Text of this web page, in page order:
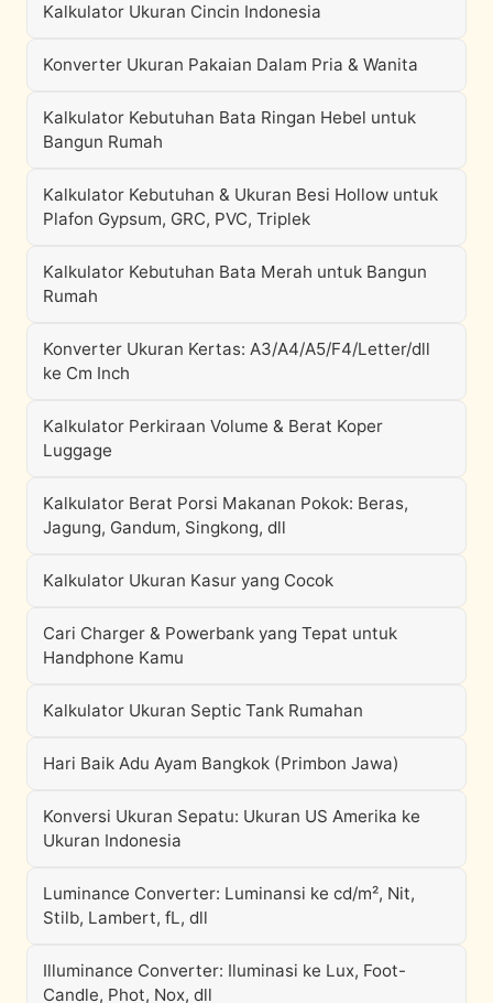
Kalkulator Ukuran Cincin Indonesia
Konverter Ukuran Pakaian Dalam Pria & Wanita
Kalkulator Kebutuhan Bata Ringan Hebel untuk
Bangun Rumah
Kalkulator Kebutuhan & Ukuran Besi Hollow untuk
Plafon Gypsum, GRC, PVC, Triplek
Kalkulator Kebutuhan Bata Merah untuk Bangun
Rumah
Konverter Ukuran Kertas: A3/A4/A5/F4/Letter/dll
ke Cm Inch
Kalkulator Perkiraan Volume & Berat Koper
Luggage
Kalkulator Berat Porsi Makanan Pokok: Beras,
Jagung, Gandum, Singkong, dll
Kalkulator Ukuran Kasur yang Cocok
Cari Charger & Powerbank yang Tepat untuk
Handphone Kamu
Kalkulator Ukuran Septic Tank Rumahan
Hari Baik Adu Ayam Bangkok (Primbon Jawa)
Konversi Ukuran Sepatu: Ukuran US Amerika ke
Ukuran Indonesia
Luminance Converter: Luminansi ke cd/m², Nit,
Stilb, Lambert, fL, dll
Illuminance Converter: Iluminasi ke Lux, Foot-
Candle, Phot, Nox, dll